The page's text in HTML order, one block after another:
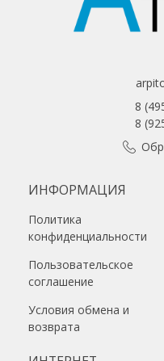
8
8
ИНФОРМАЦИЯ
Политика
конфиденциальности
Пользовательское
соглашение
Условия обмена и
возврата